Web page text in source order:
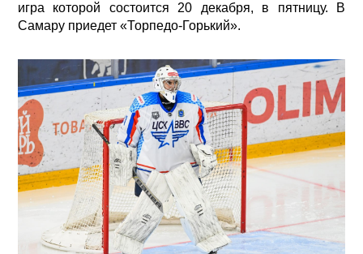
игра которой состоится 20 декабря, в пятницу. В
Самару приедет «Торпедо-Горький».